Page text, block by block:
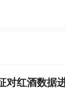
对红酒数据